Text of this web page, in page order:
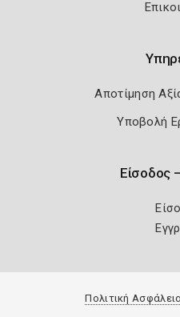
Αποτίμηση
Υποβολή
Είσοδος
Πολιτική